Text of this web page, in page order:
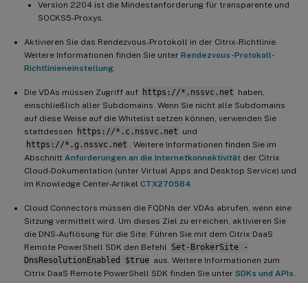
Version 2204 ist die Mindestanforderung für transparente und
SOCKS5-Proxys.
Aktivieren Sie das Rendezvous-Protokoll in der Citrix-Richtlinie.
Weitere Informationen finden Sie unter Rendezvous-Protokoll-
Richtlinieneinstellung
Die VDAs müssen Zugriff auf https://*.nssvc.net haben,
einschließlich aller Subdomains. Wenn Sie nicht alle Subdomains
auf diese Weise auf die Whitelist setzen können, verwenden Sie
stattdessen
https://*.c.nssvc.net und
https://*.g.nssvc.net
. Weitere Informationen finden Sie im
Abschnitt Anforderungen an die Internetkonnektivität der Citrix
Cloud-Dokumentation (unter Virtual Apps and Desktop Service) und
im Knowledge Center-Artikel CTX270584
Cloud Connectors müssen die FQDNs der VDAs abrufen, wenn eine
Sitzung vermittelt wird. Um dieses Ziel zu erreichen, aktivieren Sie
die DNS-Auflösung für die Site: Führen Sie mit dem Citrix DaaS
Remote PowerShell SDK den Befehl
Set-BrokerSite -
DnsResolutionEnabled $true aus. Weitere Informationen zum
Citrix DaaS Remote PowerShell SDK finden Sie unter SDKs und APIs